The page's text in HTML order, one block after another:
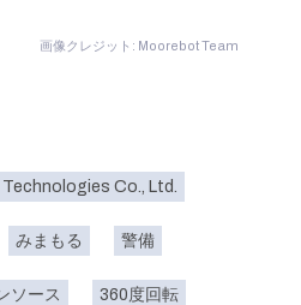
画像クレジット: Moorebot Team
Co., Ltd.
みまもる 警備
ソース 360度回転